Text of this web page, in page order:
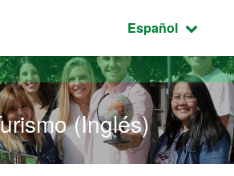
la página
Idioma
Español
(Inglés)